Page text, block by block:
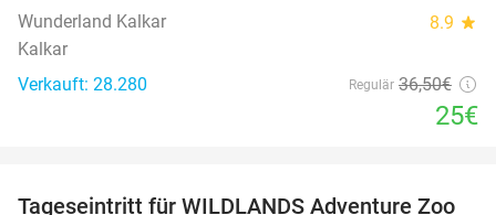
Wunderland Kalkar 8.9 star
Kalkar
Verkauft: 28.280
Regulär 36,50€
25€
Tageseintritt für WILDLANDS Adventure Zoo